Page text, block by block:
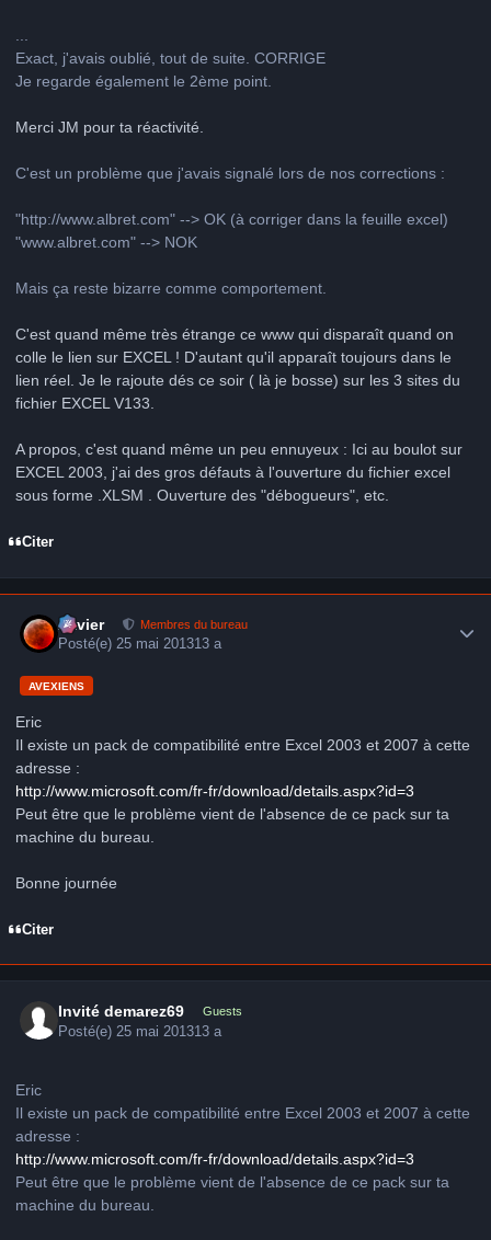
...
Exact, j'avais oublié, tout de suite. CORRIGE
Je regarde également le 2ème point.
Merci JM pour ta réactivité.
C'est un problème que j'avais signalé lors de nos corrections :
"http://www.albret.com" --> OK (à corriger dans la feuille excel)
"www.albret.com" --> NOK
Mais ça reste bizarre comme comportement.
C'est quand même très étrange ce www qui disparaît quand on
colle le lien sur EXCEL ! D'autant qu'il apparaît toujours dans le
lien réel. Je le rajoute dés ce soir ( là je bosse) sur les 3 sites du
fichier EXCEL V133.
A propos, c'est quand même un peu ennuyeux : Ici au boulot sur
EXCEL 2003, j'ai des gros défauts à l'ouverture du fichier excel
sous forme .XLSM . Ouverture des "débogueurs", etc.
Citer
Xavier Membres du bureau
Posté(e)25 mai 201313 a
AVEXIENS
Eric
Il existe un pack de compatibilité entre Excel 2003 et 2007 à cette
adresse :
http://www.microsoft.com/fr-fr/download/details.aspx?id=3
Peut être que le problème vient de l'absence de ce pack sur ta
machine du bureau.
Bonne journée
Citer
Invité demarez69 Guests
Posté(e) 25 mai 201313 a
Eric
Il existe un pack de compatibilité entre Excel 2003 et 2007 à cette
adresse :
http://www.microsoft.com/fr-fr/download/details.aspx?id=3
Peut être que le problème vient de l'absence de ce pack sur ta
machine du bureau.